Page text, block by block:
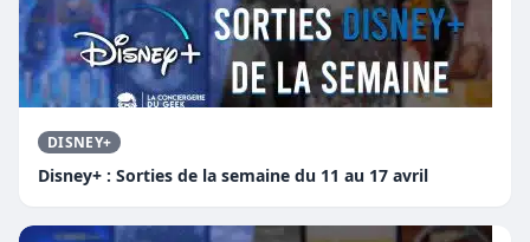
DISNEY+
Disney+ : Sorties de la semaine du 11 au 17 avril